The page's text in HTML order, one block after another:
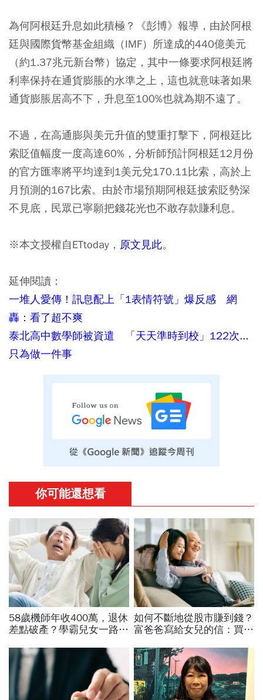
為何阿根廷升息如此積極？《彭博》報導，由於阿根
廷與國際貨幣基金組織（IMF）所達成的440億美元
（約1.37兆元新台幣）協定，其中一條要求阿根廷將
利率保持在通貨膨脹的水準之上，這也就意味著如果
通貨膨脹居高不下，升息至100%也就為期不遠了。
不過，在高通膨與美元升值的雙重打擊下，阿根廷比
索貶值幅度一度高達60%，分析師預計阿根廷12月份
的官方匯率將平均達到1美元兌170.11比索，高於上
月預測的167比索。由於市場預期阿根廷披索貶勢深
不見底，民眾已寧願把錢花光也不敢存款賺利息。
※本文授權自ETtoday， 原文見此。
延伸閱讀：
一堆人愛傳！訊息配上「1表情符號」爆反感 網
轟：看了超不爽
泰北高中數學師被資遣 「天天準時到校」122次...
只為做一件事